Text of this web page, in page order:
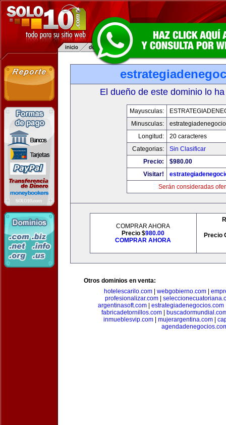
El dueño de este dominio lo
Mayusculas:
Minusculas:
Longitud:
20 caracteres
Categorias:
Sin Clasificar
Precio:
$980.00
Visitar!
Serán consideradas
COMPRAR AHORA
Precio $980.00
COMPRAR AHORA
Precio
Otros dominios en venta:
hotelescarilo.com
webgobierno.com
profesionalizar.com|
argentinasoft.com| estrategiadenegocios.com
fabricadetornillos.com
inmueblesvip.com
mujerargentina.com